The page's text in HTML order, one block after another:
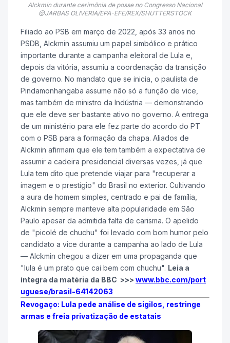
Alckmin durante cerimônia de posse no Congresso Nacional
@JARBAS OLIVERIA/EPA-EFE/REX/SHUTTERSTOCK
Filiado ao PSB em março de 2022, após 33 anos no
PSDB, Alckmin assumiu um papel simbólico e prático
importante durante a campanha eleitoral de Lula e,
depois da vitória, assumiu a coordenação da transição
de governo. No mandato que se inicia, o paulista de
Pindamonhangaba assume não só a função de vice,
mas também de ministro da Indústria — demonstrando
que ele deve ser bastante ativo no governo. A entrega
de um ministério para ele fez parte do acordo do PT
com o PSB para a formação da chapa. Aliados de
Alckmin afirmam que ele tem também a expectativa de
assumir a cadeira presidencial diversas vezes, já que
Lula tem dito que pretende viajar para "recuperar a
imagem e o prestígio" do Brasil no exterior. Cultivando
a aura de homem simples, centrado e pai de família,
Alckmin sempre manteve alta popularidade em São
Paulo apesar da admitida falta de carisma. O apelido
de "picolé de chuchu" foi levado com bom humor pelo
candidato a vice durante a campanha ao lado de Lula
— Alckmin chegou a dizer em uma propaganda que
"lula é um prato que cai bem com chuchu". Leia a
íntegra da matéria da BBC >>> www.bbc.com/port
uguese/brasil-64142063
Revogaço: Lula pede análise de sigilos, restringe
armas e freia privatização de estatais